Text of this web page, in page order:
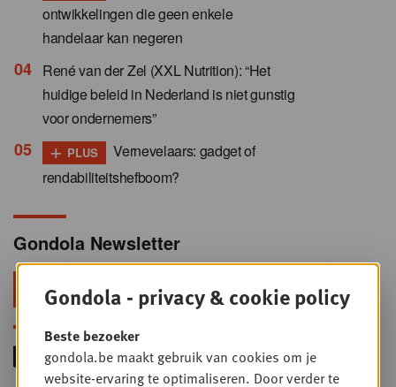
ontwikkelingen die geen enkele
handelaar kan negeren
René van der Zel (XXL Nutrition): “Het
huidige beleid in Nederland is niet gunstig
voor ondernemers”
+ PLUS
Vernevelaars: gadget of
rendabiliteitshefboom?
Gondola Newsletter
Blijf voorop in retail & foodservice!
Gondola - privacy & cookie policy
Beste bezoeker
gondola.be maakt gebruik van cookies om je
website-ervaring te optimaliseren. Door verder te